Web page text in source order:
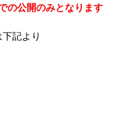
の公開のみとなります
記より